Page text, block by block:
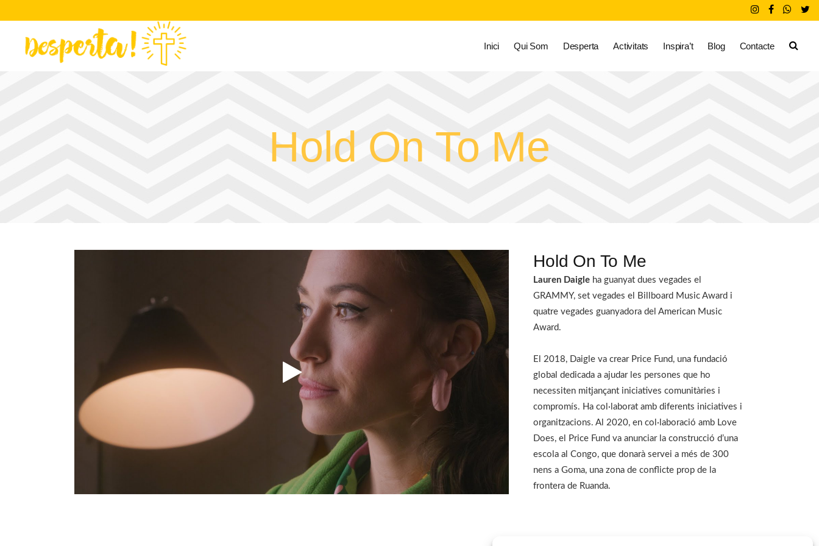
Inici Qui Som Desperta Activitats Inspira’t Blog Contacte
Hold On To Me
Hold On To Me
Lauren Daigle ha guanyat dues vegades el
GRAMMY, set vegades el Billboard Music Award i
quatre vegades guanyadora del American Music
Award.
El 2018, Daigle va crear Price Fund, una fundació
global dedicada a ajudar les persones que ho
necessiten mitjançant iniciatives comunitàries i
compromís. Ha col·laborat amb diferents iniciatives i
organitzacions. Al 2020, en col·laboració amb Love
Does, el Price Fund va anunciar la construcció d’una
escola al Congo, que donarà servei a més de 300
nens a Goma, una zona de conflicte prop de la
frontera de Ruanda.